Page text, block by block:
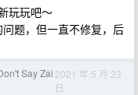
玩玩吧～
题，但一直不修复，后
Say Zai 2021 年 5 月 23
日